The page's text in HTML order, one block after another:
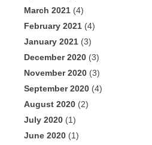
March 2021 (4)
February 2021 (4)
January 2021 (3)
December 2020 (3)
November 2020 (3)
September 2020 (4)
August 2020 (2)
July 2020 (1)
June 2020 (1)